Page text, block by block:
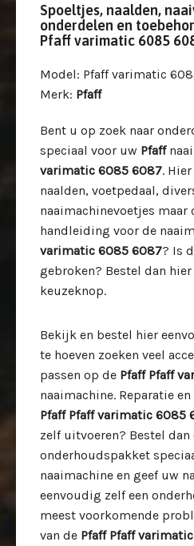
Spoeltjes, naalden,
onderdelen en
Pfaff varimatic 6085
Model: Pfaff varimatic
Merk: Pfaff
Bent u op zoek naar
speciaal voor uw Pfaff
varimatic 6085 6087.
naalden, voetpedaal,
naaimachinevoetjes maar
handleiding voor de
varimatic 6085 6087? Is
gebroken? Bestel dan
keuzeknop.
Bekijk en bestel hier
te hoeven zoeken veel
passen op de Pfaff Pfaff
naaimachine. Reparatie
Pfaff Pfaff varimatic 6085
zelf uitvoeren? Bestel dan
onderhoudspakket
naaimachine en geef uw
eenvoudig zelf een
meest voorkomende
van de Pfaff Pfaff